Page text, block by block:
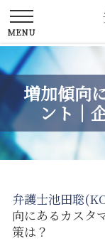
増加傾向
ント｜
弁護士池田聡
向にあるカスタ
策は？